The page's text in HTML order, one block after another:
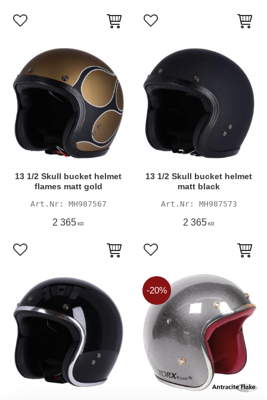
Lägg till i favoriter Lägg till i favoriter
13 1/2 Skull bucket helmet
flames matt gold
MH987567
2 365 KR
Lägg till i favoriter
13 1/2 Skull bucket helmet
matt black
MH987573
2 365 KR
Lägg till i favoriter
20%